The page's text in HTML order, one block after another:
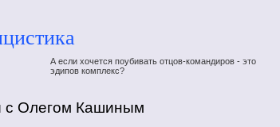
А если хочется поубивать отцов-командиров - это
эдипов комплекс?
с Олегом Кашиным